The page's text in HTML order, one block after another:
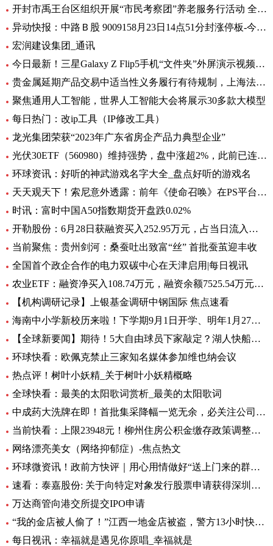
开封市禹王台区组织开展“市民考察团”养老服务行活动 全球热消息
异动快报：中路Ｂ股 9009158月23日14点51分封涨停板-今日热搜
宏润建设集团_通讯
今日最新！三星Galaxy Z Flip5手机“文件夹”外屏演示视频曝光
贵金属延期产品交易中适当性义务履行有待规制，上海法院向交易所发出司法建议_每日观察
聚焦通用人工智能，世界人工智能大会将展示30多款大模型
每日热门：改ip工具（IP修改工具）
龙光集团荣获“2023年广东省房企产品力典型企业”
光伏30ETF（560980）维持强势，盘中涨超2%，此前已连升3日，权重股捷佳伟创涨超3%
环球资讯：好听的神武游戏名字大全_盘点好听的游戏名
天天观天下！索尼意外透露：前年《使命召唤》在PS平台创造超8亿美元收入
时讯：富时中国A50指数期货开盘跌0.02%
开勒股份：6月28日获融资买入252.95万元，占当日流入资金比例11.65%-世界即时
当前聚焦：贵州剑河：桑蚕吐出致富“丝” 首批蚕茧迎丰收
全国首个政企合作的电力双碳中心在天津启用|每日视讯
农业ETF：融资净买入108.74万元，融资余额7525.54万元（06-28）
【机构调研记录】上银基金调研中钢国际 焦点速看
海南中小学新校历来啦！下学期9月1日开学、明年1月27日放寒假|观焦点
【全球新要闻】期待！5大自由球员下家敲定？湖人快船或签全明星后卫
环球快看：欧佩克禁止三家知名媒体参加维也纳会议
热点评！树叶小妖精_关于树叶小妖精概略
全球快看：最美的太阳歌词赏析_最美的太阳歌词
中成药大洗牌在即！首批集采降幅一览无余，必关注公司火线全揭秘，投资风险哪里藏？
当前快看：上限23948元！柳州住房公积金缴存政策调整，7月起执行
网络漂亮美女（网络抑郁症）-焦点热文
环球微资讯！政前方快评｜用心用情做好“送上门来的群众工作”
速看：泰嘉股份: 关于向特定对象发行股票申请获得深圳证券交易所上市审核中心审核通过的公告
万达商管向港交所提交IPO申请
“我的金店被人偷了！”江西一地金店被盗，警方13小时快速侦破 每日看点
每日视讯：幸福就是遇见你原唱_幸福就是